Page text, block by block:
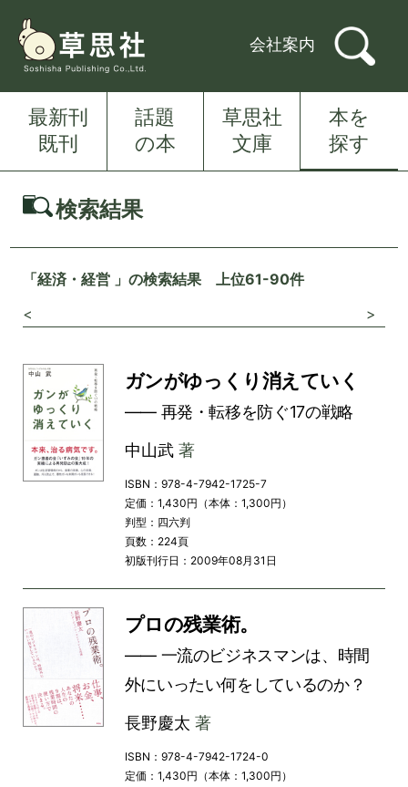
会社案内
最新刊
既刊
話題
の本
草思社
文庫
本を
探す
検索結果
「経済・経営 」の検索結果 上位61-90件
<
>
ガンがゆっくり消えていく
―― 再発・転移を防ぐ17の戦略
中山武著
ISBN：978-4-7942-1725-7
定価：1,430円（本体：1,300円）
判型：四六判
頁数：224頁
初版刊行日：2009年08月31日
プロの残業術。
―― 一流のビジネスマンは、時間
外にいったい何をしているのか？
長野慶太 著
ISBN：978-4-7942-1724-0
定価：1,430円（本体：1,300円）